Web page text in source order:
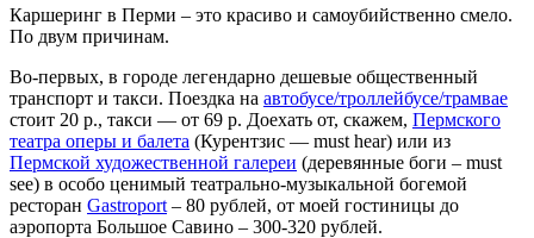
Каршеринг в Перми – это красиво и самоубийственно смело.
По двум причинам.
Во-первых, в городе легендарно дешевые общественный
транспорт и такси. Поездка на автобусе/троллейбусе/трамвае
стоит 20 р., такси — от 69 р. Доехать от, скажем, Пермского
театра оперы и балета (Курентзис — must hear) или из
Пермской художественной галереи (деревянные боги – must
see) в особо ценимый театрально-музыкальной богемой
ресторан Gastroport – 80 рублей, от моей гостиницы до
аэропорта Большое Савино – 300-320 рублей.